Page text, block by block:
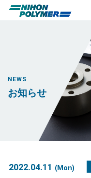
NEWS
お知らせ
2022.04.11 (Mon)